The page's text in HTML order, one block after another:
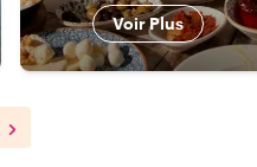
Voir Plus